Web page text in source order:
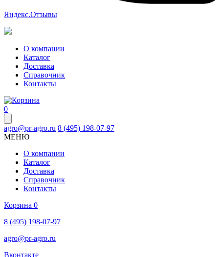
Яндекс.Отзывы
О компании
Каталог
Доставка
Справочник
Контакты
0
agro@pr-agro.ru 8 (495) 198-07-97
МЕНЮ
О компании
Каталог
Доставка
Справочник
Контакты
Корзина 0
8 (495) 198-07-97
agro@pr-agro.ru
Вконтакте